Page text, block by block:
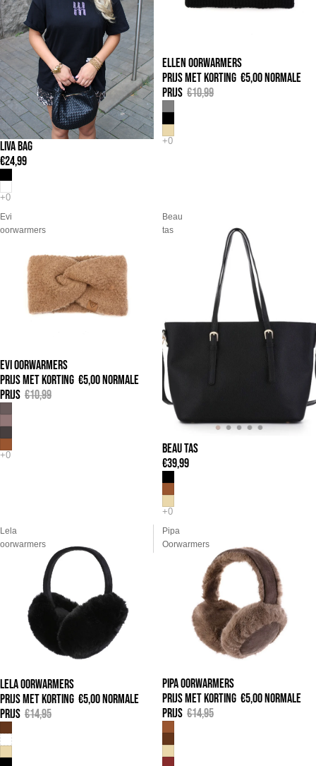
LIVA BAG
€24,99
UITVERKOOP
ELLEN OORWARMERS
PRIJS MET KORTING €5,00NORMALE
PRIJS €10,99
Evi
oorwarmers
UITVERKOOP
EVI OORWARMERS
PRIJS MET KORTING €5,00NORMALE
PRIJS €10,99
Beau
tas
BEAU TAS
€39,99
Lela
oorwarmers
UITVERKOOP
LELA OORWARMERS
PRIJS MET KORTING €5,00NORMALE
PRIJS €14,95
Pipa
Oorwarmers
UITVERKOOP
PIPA OORWARMERS
PRIJS MET KORTING €5,00NORMALE
PRIJS €14,95